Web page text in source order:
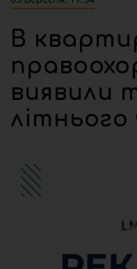
В
виявили
літнього